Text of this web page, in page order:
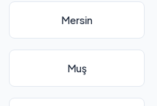
Mersin
Muş